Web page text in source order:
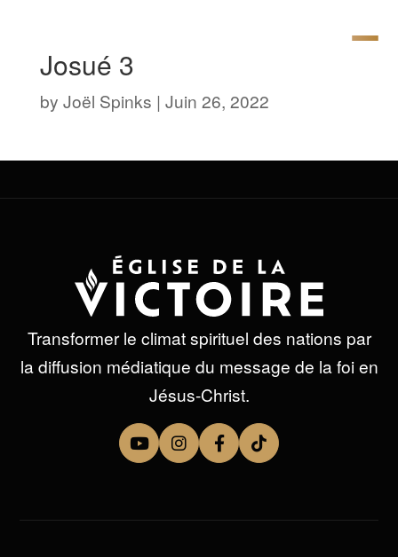
Josué 3
by Joël Spinks | Juin 26, 2022
Transformer le climat spirituel des nations par
la diffusion médiatique du message de la foi en
Jésus-Christ.